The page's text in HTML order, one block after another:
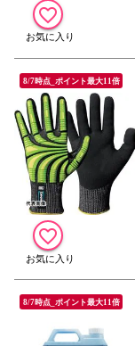
8/7時点_ポイント最大11倍
8/7時点_ポイント最大11倍